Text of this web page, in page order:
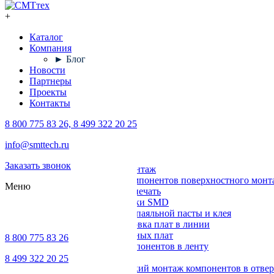
+
Каталог
Компания
► Блог
Новости
Партнеры
Проекты
Контакты
8 800 775 83 26, 8 499 322 20 25
info@smttech.ru
Заказать звонок
Меню
8 800 775 83 26
8 499 322 20 25
Поверхностный монтаж
Установка компонентов поверхностного
Трафаретная печать
Печи для пайки SMD
Дозирование паяльной пасты и клея
Транспортировка плат в линии
Ремонт печатных плат
Упаковка компонентов в ленту
Выводной монтаж
Автоматический монтаж компонентов в